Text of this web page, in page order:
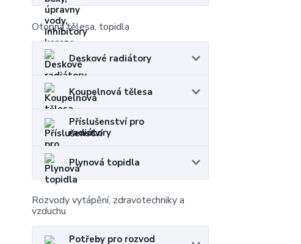
Otopná tělesa, topidla
Deskové radiátory
Koupelnová tělesa
Příslušenství pro
radiátory
Plynová topidla
Rozvody vytápění, zdravotechniky a
vzduchu
Potřeby pro rozvod